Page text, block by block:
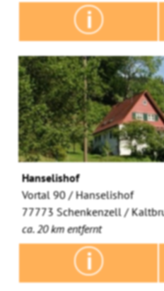
Hanselishof
Vortal 90 / Hanselishof
77773 Schenkenzell /
ca. 20 km entfernt